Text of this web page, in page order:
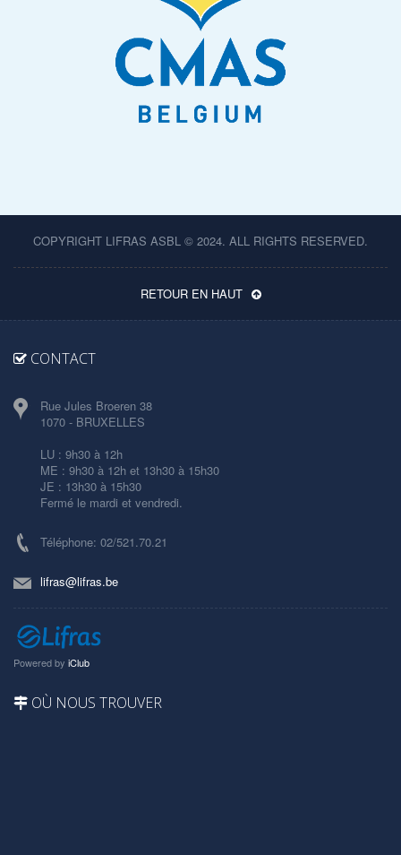
COPYRIGHT LIFRAS ASBL © 2024. ALL RIGHTS RESERVED.
RETOUR EN HAUT
CONTACT
Rue Jules Broeren 38
1070 - BRUXELLES
LU : 9h30 à 12h
ME : 9h30 à 12h et 13h30 à 15h30
JE : 13h30 à 15h30
Fermé le mardi et vendredi.
Téléphone: 02/521.70.21
lifras@lifras.be
Powered by iClub
OÙ NOUS TROUVER